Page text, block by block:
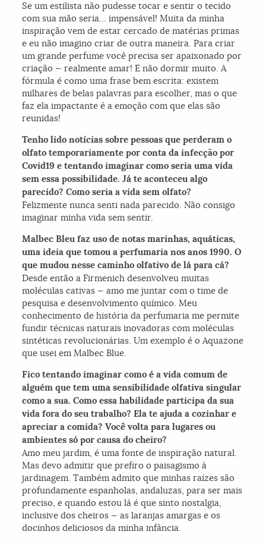
Se um estilista não pudesse tocar e sentir o tecido
com sua mão seria… impensável! Muita da minha
inspiração vem de estar cercado de matérias primas
e eu não imagino criar de outra maneira. Para criar
um grande perfume você precisa ser apaixonado por
criação — realmente amar! E não dormir muito. A
fórmula é como uma frase bem escrita: existem
milhares de belas palavras para escolher, mas o que
faz ela impactante é a emoção com que elas são
reunidas!
Tenho lido notícias sobre pessoas que perderam o
olfato temporariamente por conta da infecção por
Covid19 e tentando imaginar como seria uma vida
sem essa possibilidade. Já te aconteceu algo
parecido? Como seria a vida sem olfato?
Felizmente nunca senti nada parecido. Não consigo
imaginar minha vida sem sentir.
Malbec Bleu faz uso de notas marinhas, aquáticas,
uma ideia que tomou a perfumaria nos anos 1990. O
que mudou nesse caminho olfativo de lá para cá?
Desde então a Firmenich desenvolveu muitas
moléculas cativas — amo me juntar com o time de
pesquisa e desenvolvimento químico. Meu
conhecimento de história da perfumaria me permite
fundir técnicas naturais inovadoras com moléculas
sintéticas revolucionárias. Um exemplo é o Aquazone
que usei em Malbec Blue.
Fico tentando imaginar como é a vida comum de
alguém que tem uma sensibilidade olfativa singular
como a sua. Como essa habilidade participa da sua
vida fora do seu trabalho? Ela te ajuda a cozinhar e
apreciar a comida? Você volta para lugares ou
ambientes só por causa do cheiro?
Amo meu jardim, é uma fonte de inspiração natural.
Mas devo admitir que prefiro o paisagismo à
jardinagem. Também admito que minhas raízes são
profundamente espanholas, andaluzas, para ser mais
preciso, e quando estou lá é que sinto nostalgia,
inclusive dos cheiros — as laranjas amargas e os
docinhos deliciosos da minha infância.